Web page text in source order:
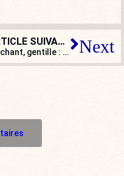
ARTICLE SUIVANT
Méchant, gentille : Donald Trump et Kamala Harris, vus par France Inter Next